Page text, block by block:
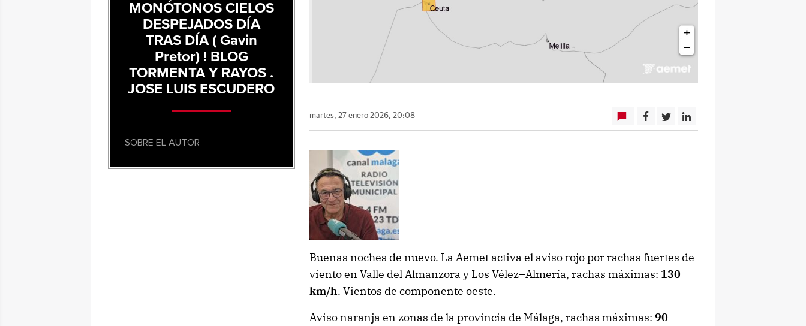
martes, 27 enero 2026, 20:08
Buenas noches de nuevo. La Aemet activa el aviso rojo por rachas fuertes de
viento en Valle del Almanzora y Los Vélez–Almería, rachas máximas: 130
km/h. Vientos de componente oeste.
Aviso naranja en zonas de la provincia de Málaga, rachas máximas: 90
MONÓTONOS CIELOS
DESPEJADOS DÍA
TRAS DÍA ( Gavin
Pretor) ! BLOG
TORMENTA Y RAYOS .
JOSE LUIS ESCUDERO
SOBRE EL AUTOR